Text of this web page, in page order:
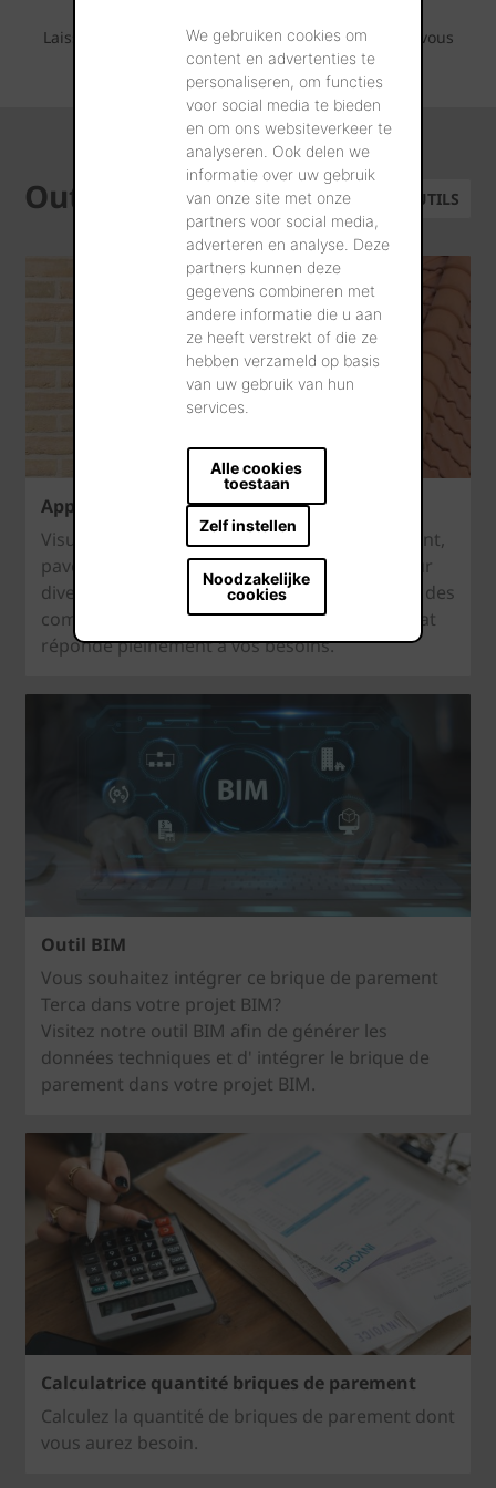
We gebruiken cookies om
content en advertenties te
personaliseren, om functies
voor social media te bieden
en om ons websiteverkeer te
analyseren. Ook delen we
informatie over uw gebruik
van onze site met onze
partners voor social media,
adverteren en analyse. Deze
partners kunnen deze
gegevens combineren met
andere informatie die u aan
ze heeft verstrekt of die ze
hebben verzameld op basis
van uw gebruik van hun
services.
Alle cookies
toestaan
Zelf instellen
Noodzakelijke
cookies
Laissez-vous inspirer par les séries de photos que vous
pouvez retrouver ci-dessous.
Outils TOUS LES OUTILS
Appli de visualisation
Visualisez les textures des briques de parement,
pavés en terre cuite et tuiles de votre choix sur
diverses maisons témoin. Vous pouvez tester des
combinaisons infinies jusqu'à ce que le résultat
réponde pleinement à vos besoins.
Outil BIM
Vous souhaitez intégrer ce brique de parement
Terca dans votre projet BIM?
Visitez notre outil BIM afin de générer les
données techniques et d' intégrer le brique de
parement dans votre projet BIM.
Calculatrice quantité briques de parement
Calculez la quantité de briques de parement dont
vous aurez besoin.